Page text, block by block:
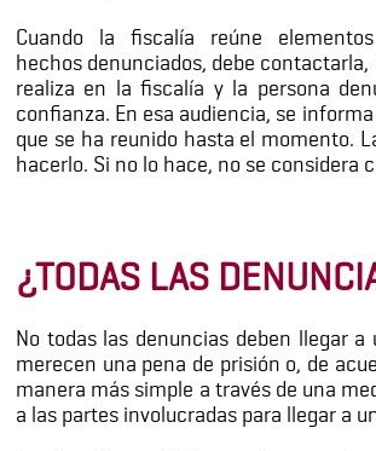
Cuando la fiscalía reúne
hechos denunciados, debe
realiza en la fiscalía y la persona
confianza. En esa audiencia, se
que se ha reunido hasta el momento.
hacerlo. Si no lo hace, no se considera
¿TODAS LAS
No todas las denuncias deben llegar
merecen una pena de prisión o, de
manera más simple a través de una
a las partes involucradas para llegar a